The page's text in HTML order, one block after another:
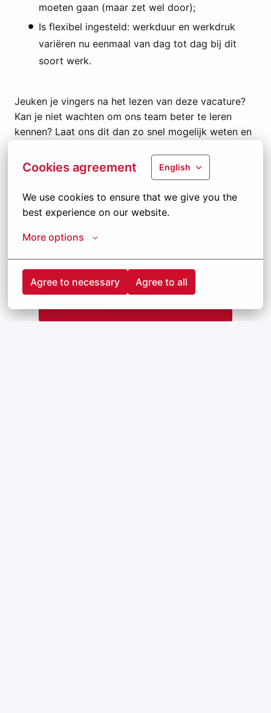
Cookies agreement English
We use cookies to ensure that we give you the
best experience on our website.
More options
Agree to necessary Agree to all
moeten gaan (maar zet wel door);
Is flexibel ingesteld: werkduur en werkdruk
variëren nu eenmaal van dag tot dag bij dit
soort werk.
Jeuken je vingers na het lezen van deze vacature?
Kan je niet wachten om ons team beter te leren
kennen? Laat ons dit dan zo snel mogelijk weten en
familie! Stuur ons nu je cv naar vacatures@vinitex.nl
Hybride